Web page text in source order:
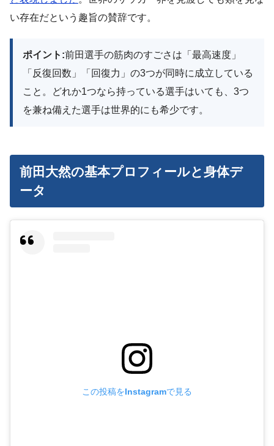
い存在だという趣旨の賛辞です。
ポイント:前田選手の筋肉のすごさは「最高速度」
「反復回数」「回復力」の3つが同時に成立している
こと。どれか1つなら持っている選手はいても、3つ
を兼ね備えた選手は世界的にも希少です。
前田大然の基本プロフィールと身体デ
ータ
この投稿をInstagramで見る